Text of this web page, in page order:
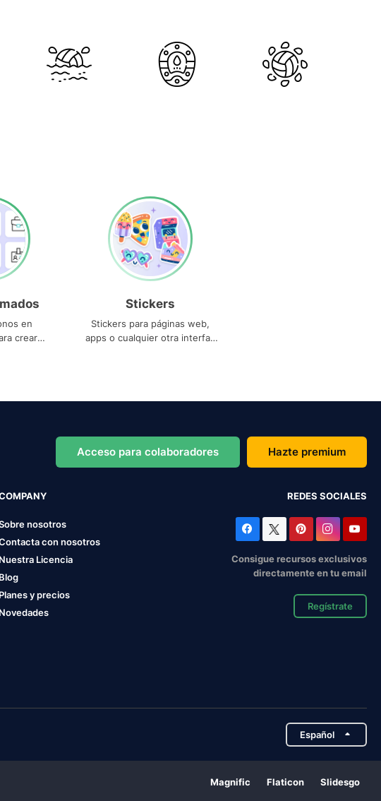
en
crear
Stickers
Stickers para páginas web,
apps o cualquier otra interfaz
Acceso para colaboradores Hazte premium
nosotros
con nosotros
Nuestra Licencia
Blog
Planes y precios
Novedades
REDES SOCIALES
Consigue recursos exclusivos
directamente en tu email
Regístrate
Español
Magnific Flaticon Slidesgo